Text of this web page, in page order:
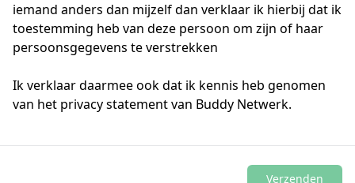
iemand anders dan mijzelf dan verklaar ik hierbij dat ik
toestemming heb van deze persoon om zijn of haar
persoonsgegevens te verstrekken
Ik verklaar daarmee ook dat ik kennis heb genomen
van het privacy statementvan Buddy Netwerk.
Verzenden